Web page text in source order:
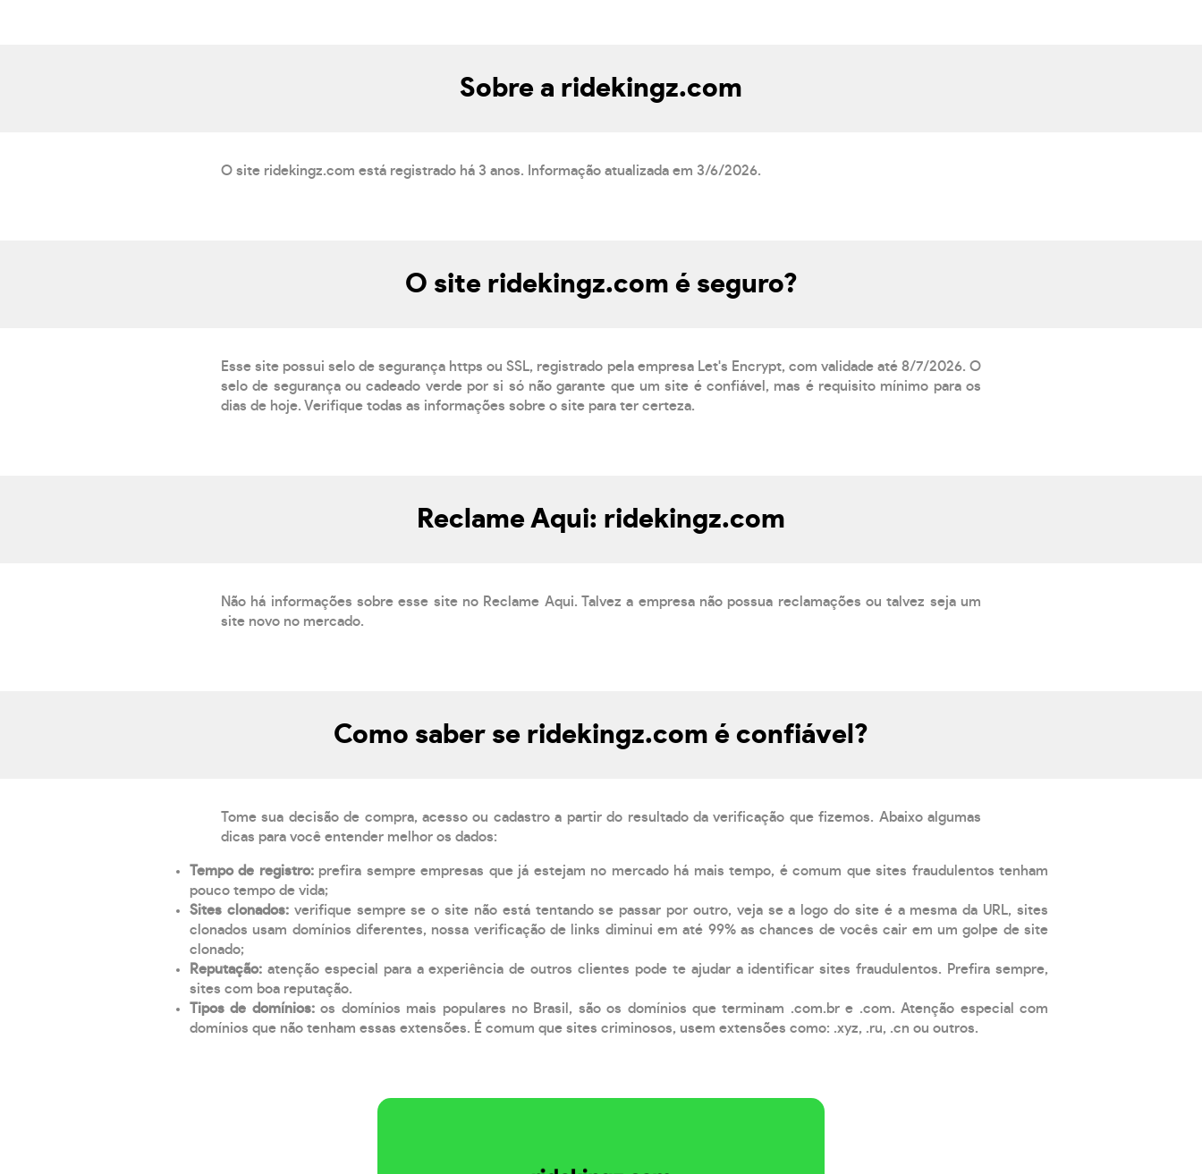
Sobre a ridekingz.com
O site ridekingz.com está registrado há 3 anos. Informação atualizada em 3/6/2026.
O site ridekingz.com é seguro?
Esse site possui selo de segurança https ou SSL, registrado pela empresa Let's Encrypt, com validade até 8/7/2026. O
selo de segurança ou cadeado verde por si só não garante que um site é confiável, mas é requisito mínimo para os
dias de hoje. Verifique todas as informações sobre o site para ter certeza.
Reclame Aqui: ridekingz.com
Não há informações sobre esse site no Reclame Aqui. Talvez a empresa não possua reclamações ou talvez seja um
site novo no mercado.
Como saber se ridekingz.com é confiável?
Tome sua decisão de compra, acesso ou cadastro a partir do resultado da verificação que fizemos. Abaixo algumas
dicas para você entender melhor os dados:
Tempo de registro: prefira sempre empresas que já estejam no mercado há mais tempo, é comum que sites fraudulentos tenham
pouco tempo de vida;
Sites clonados: verifique sempre se o site não está tentando se passar por outro, veja se a logo do site é a mesma da URL, sites
clonados usam domínios diferentes, nossa verificação de links diminui em até 99% as chances de vocês cair em um golpe de site
clonado;
Reputação: atenção especial para a experiência de outros clientes pode te ajudar a identificar sites fraudulentos. Prefira sempre,
sites com boa reputação.
Tipos de domínios:os domínios mais populares no Brasil, são os domínios que terminam .com.br e .com. Atenção especial com
domínios que não tenham essas extensões. É comum que sites criminosos, usem extensões como: .xyz, .ru, .cn ou outros.